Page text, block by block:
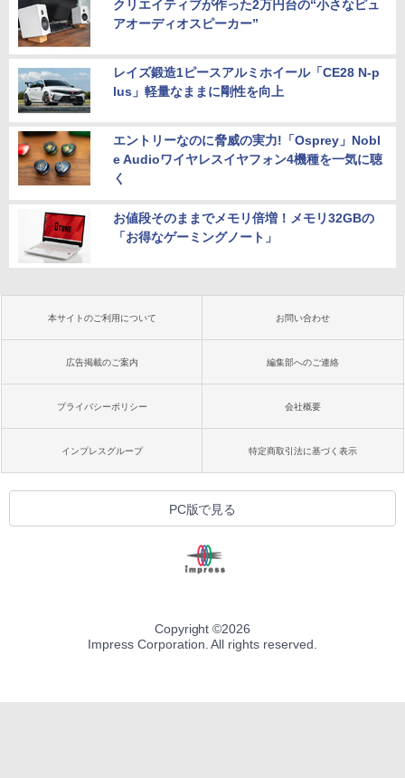
クリエイティブが作った2万円台の“小さなピュ
アオーディオスピーカー”
レイズ鍛造1ピースアルミホイール「CE28 N-p
lus」軽量なままに剛性を向上
エントリーなのに脅威の実力!「Osprey」Nobl
e Audioワイヤレスイヤフォン4機種を一気に聴
く
お値段そのままでメモリ倍増！メモリ32GBの
「お得なゲーミングノート」
本サイトのご利用について お問い合わせ
広告掲載のご案内 編集部へのご連絡
プライバシーポリシー 会社概要
インプレスグループ 特定商取引法に基づく表示
PC版で見る
Copyright ©2026
Impress Corporation. All rights reserved.